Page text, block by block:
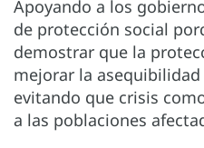
Apoyando a los
de protección social
demostrar que la
mejorar la
evitando que crisis
a las poblaciones